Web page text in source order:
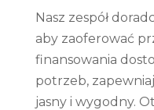
Nasz zespół
aby zaoferować
finansowania
potrzeb,
jasny i wygodny.